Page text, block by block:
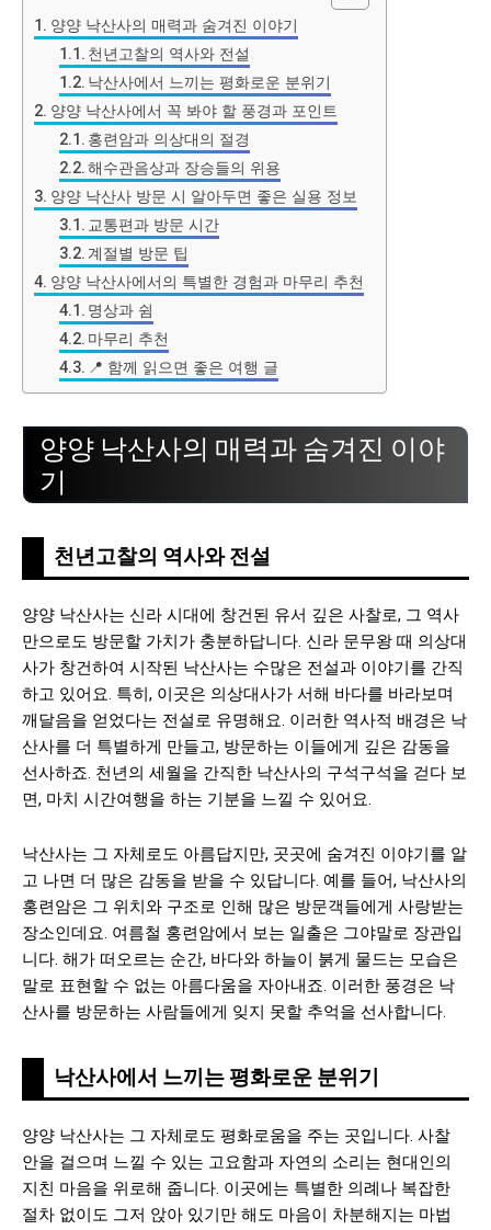
양양 낙산사의 매력과 숨겨진 이야기
천년고찰의 역사와 전설
낙산사에서 느끼는 평화로운 분위기
양양 낙산사에서 꼭 봐야 할 풍경과 포인트
홍련암과 의상대의 절경
해수관음상과 장승들의 위용
양양 낙산사 방문 시 알아두면 좋은 실용 정보
교통편과 방문 시간
계절별 방문 팁
양양 낙산사에서의 특별한 경험과 마무리 추천
명상과 쉼
마무리 추천
📍 함께 읽으면 좋은 여행 글
양양 낙산사의 매력과 숨겨진 이야
기
천년고찰의 역사와 전설
양양 낙산사는 신라 시대에 창건된 유서 깊은 사찰로, 그 역사
만으로도 방문할 가치가 충분하답니다. 신라 문무왕 때 의상대
사가 창건하여 시작된 낙산사는 수많은 전설과 이야기를 간직
하고 있어요. 특히, 이곳은 의상대사가 서해 바다를 바라보며
깨달음을 얻었다는 전설로 유명해요. 이러한 역사적 배경은 낙
산사를 더 특별하게 만들고, 방문하는 이들에게 깊은 감동을
선사하죠. 천년의 세월을 간직한 낙산사의 구석구석을 걷다 보
면, 마치 시간여행을 하는 기분을 느낄 수 있어요.
낙산사는 그 자체로도 아름답지만, 곳곳에 숨겨진 이야기를 알
고 나면 더 많은 감동을 받을 수 있답니다. 예를 들어, 낙산사의
홍련암은 그 위치와 구조로 인해 많은 방문객들에게 사랑받는
장소인데요. 여름철 홍련암에서 보는 일출은 그야말로 장관입
니다. 해가 떠오르는 순간, 바다와 하늘이 붉게 물드는 모습은
말로 표현할 수 없는 아름다움을 자아내죠. 이러한 풍경은 낙
산사를 방문하는 사람들에게 잊지 못할 추억을 선사합니다.
낙산사에서 느끼는 평화로운 분위기
양양 낙산사는 그 자체로도 평화로움을 주는 곳입니다. 사찰
안을 걸으며 느낄 수 있는 고요함과 자연의 소리는 현대인의
지친 마음을 위로해 줍니다. 이곳에는 특별한 의례나 복잡한
절차 없이도 그저 앉아 있기만 해도 마음이 차분해지는 마법